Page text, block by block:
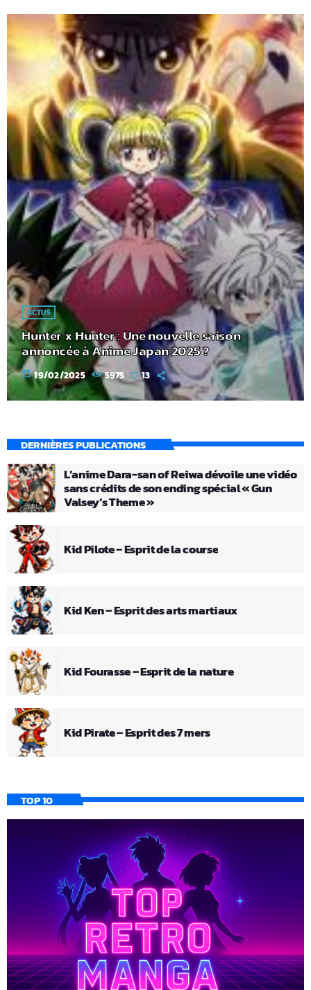
ACTUS
Hunter x Hunter : Une nouvelle saison
annoncée à Anime Japan 2025 ?
today 19/02/2025 5975 13
DERNIÈRES PUBLICATIONS
L’anime Dara-san of Reiwa dévoile une vidéo
sans crédits de son ending spécial « Gun
Valsey’s Theme »
Kid Pilote – Esprit de la course
Kid Ken – Esprit des arts martiaux
Kid Fourasse – Esprit de la nature
Kid Pirate – Esprit des 7 mers
TOP 10